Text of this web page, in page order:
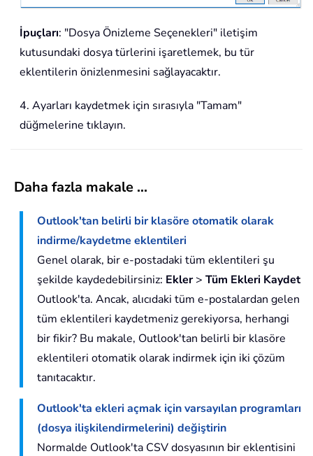
İpuçları: "Dosya Önizleme Seçenekleri" iletişim
kutusundaki dosya türlerini işaretlemek, bu tür
eklentilerin önizlenmesini sağlayacaktır.
4. Ayarları kaydetmek için sırasıyla "Tamam"
düğmelerine tıklayın.
Daha fazla makale ...
Outlook'tan belirli bir klasöre otomatik olarak
indirme/kaydetme eklentileri
Genel olarak, bir e-postadaki tüm eklentileri şu
şekilde kaydedebilirsiniz: Ekler> Tüm Ekleri Kaydet
Outlook'ta. Ancak, alıcıdaki tüm e-postalardan gelen
tüm eklentileri kaydetmeniz gerekiyorsa, herhangi
bir fikir? Bu makale, Outlook'tan belirli bir klasöre
eklentileri otomatik olarak indirmek için iki çözüm
tanıtacaktır.
Outlook'ta ekleri açmak için varsayılan programları
(dosya ilişkilendirmelerini) değiştirin
Normalde Outlook'ta CSV dosyasının bir eklentisini